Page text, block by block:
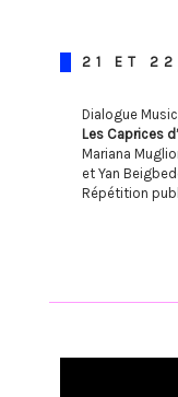
21 ET 22
Dialogue
Les Caprices
Mariana
et Yan
Répétition